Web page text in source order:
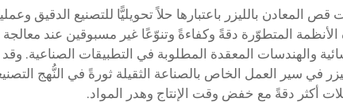
المعادن بالليزر باعتبارها حلاً تحويليًّا للتصنيع الدقيق
المتطوّرة دقةً وكفاءةً وتنوّعًا غير مسبوقين عند معالجة
والهندسات المعقدة المطلوبة في التطبيقات الصناعية. وقد
في سير العمل الخاص بالصناعة الثقيلة ثورةً في النُّهج
أكثر دقةً مع خفض وقت الإنتاج وهدر المواد.